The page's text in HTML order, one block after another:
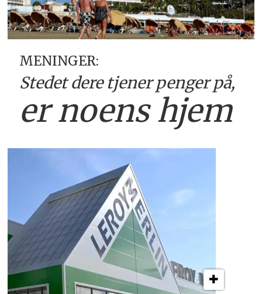
MENINGER:
Stedet dere tjener penger på,
ernoens hjem